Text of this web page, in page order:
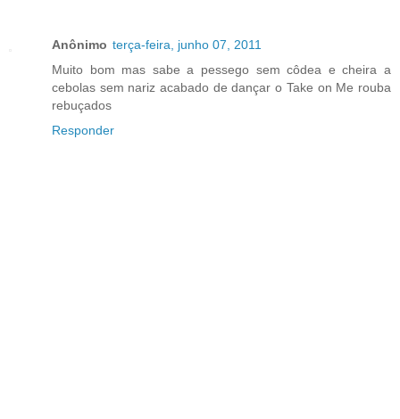
Anônimo terça-feira, junho 07, 2011
Muito bom mas sabe a pessego sem côdea e cheira a
cebolas sem nariz acabado de dançar o Take on Me rouba
rebuçados
Responder